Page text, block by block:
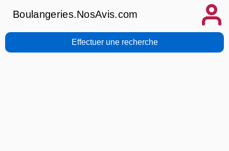
Boulangeries.NosAvis.com
Effectuer une recherche